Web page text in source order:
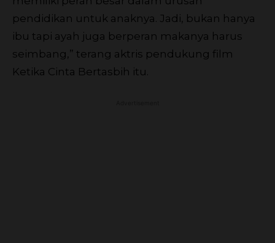
pendidikan untuk anaknya. Jadi, bukan hanya
ibu tapi ayah juga berperan makanya harus
seimbang,” terang aktris pendukung film
Ketika Cinta Bertasbih itu.